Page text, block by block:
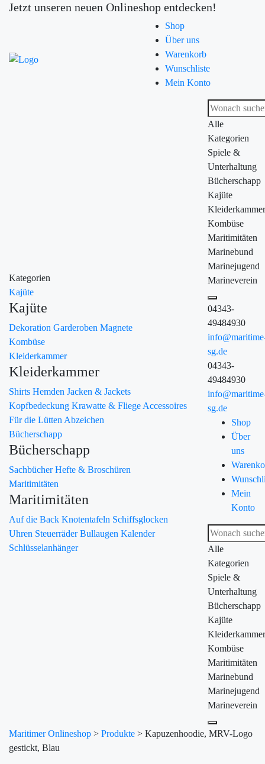
Jetzt unseren neuen Onlineshop entdecken!
Shop
Über uns
Warenkorb
Wunschliste
Mein Konto
Kategorien
Kajüte
Kajüte
Dekoration Garderoben Magnete
Kombüse
Kleiderkammer
Kleiderkammer
Shirts Hemden Jacken & Jackets
Kopfbedeckung Krawatte & Fliege Accessoires
Für die Lütten Abzeichen
Bücherschapp
Bücherschapp
SachbücherHefte & Broschüren
Maritimitäten
Maritimitäten
Auf die Back Knotentafeln Schiffsglocken
Uhren SteuerräderBullaugen Kalender
Schlüsselanhänger
Alle
Kategorien
Spiele &
Unterhaltung
Bücherschapp
Kajüte
Kleiderkammer
Kombüse
Maritimitäten
Marinebund
Marinejugend
Marineverein
04343-
49484930
sg.de
04343-
49484930
sg.de
Shop
Über
uns
Mein
Konto
Alle
Kategorien
Spiele &
Unterhaltung
Bücherschapp
Kajüte
Kleiderkammer
Kombüse
Maritimitäten
Marinebund
Marinejugend
Marineverein
Maritimer Onlineshop > Produkte > Kapuzenhoodie, MRV-Logo
gestickt, Blau